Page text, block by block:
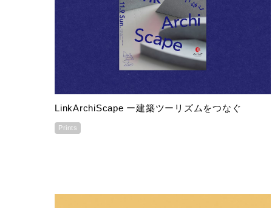
LinkArchiScape ー建築ツーリズムをつなぐ
Prints